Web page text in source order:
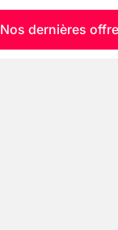
Nos dernières